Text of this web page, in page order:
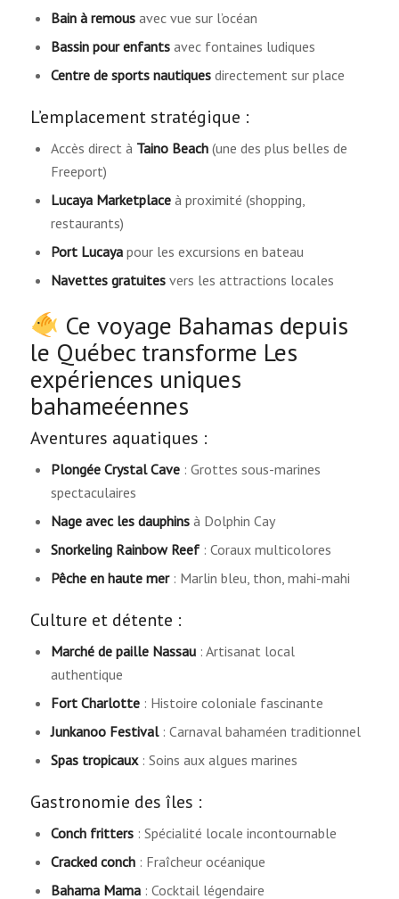
Bain à remousavec vue sur l’océan
Bassin pour enfantsavec fontaines ludiques
Centre de sports nautiquesdirectement sur place
L’emplacement stratégique :
Accès direct à Taino Beach(une des plus belles de
Freeport)
Lucaya Marketplaceà proximité (shopping,
restaurants)
Port Lucayapour les excursions en bateau
Navettes gratuitesvers les attractions locales
Ce voyage Bahamas depuis
le Québec transforme Les
expériences uniques
bahameéennes
Aventures aquatiques :
Plongée Crystal Cave: Grottes sous-marines
spectaculaires
Nage avec les dauphinsà Dolphin Cay
Snorkeling Rainbow Reef: Coraux multicolores
Pêche en haute mer: Marlin bleu, thon, mahi-mahi
Culture et détente :
Marché de paille Nassau: Artisanat local
authentique
Fort Charlotte: Histoire coloniale fascinante
Junkanoo Festival: Carnaval bahaméen traditionnel
Spas tropicaux: Soins aux algues marines
Gastronomie des îles :
Conch fritters: Spécialité locale incontournable
Cracked conch: Fraîcheur océanique
Bahama Mama: Cocktail légendaire